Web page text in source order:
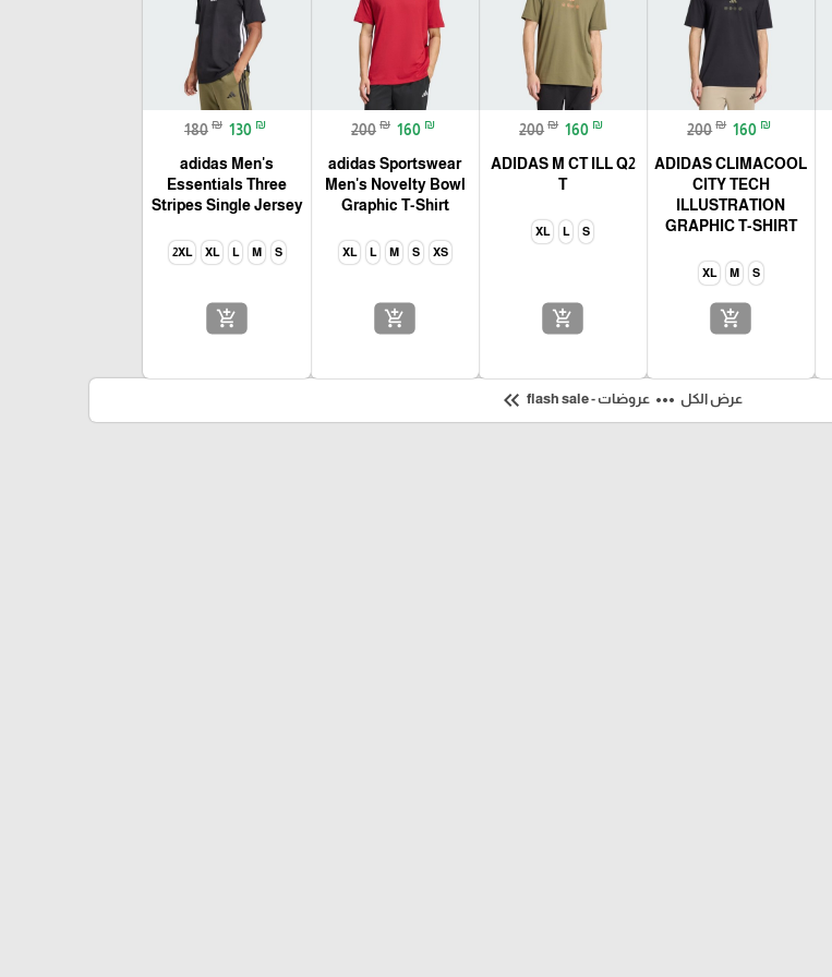
200 ₪ 160 ₪
ADIDAS CLIMACOOL
CITY TECH
ILLUSTRATION
GRAPHIC T-SHIRT
S
M
XL
add_shopping_cart
200 ₪ 160 ₪
ADIDAS M CT ILL Q2
T
S
L
XL
add_shopping_cart
200 ₪ 160 ₪
adidas Sportswear
Men's Novelty Bowl
Graphic T-Shirt
XS
S
M
L
XL
add_shopping_cart
180 ₪ 130 ₪
adidas Men's
Essentials Three
Stripes Single Jersey
S
M
L
XL
2XL
add_shopping_cart
عرض الكل more_horiz عروضات - flash sale keyboard_double_arrow_left